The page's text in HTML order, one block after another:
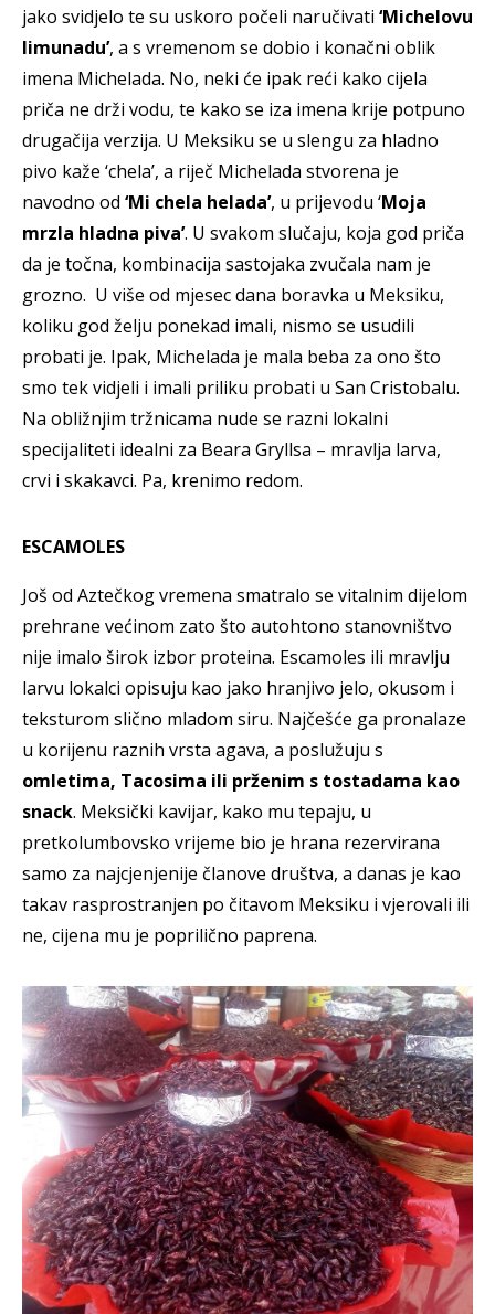
jako svidjelo te su uskoro počeli naručivati ‘Michelovu
limunadu’, a s vremenom se dobio i konačni oblik
imena Michelada. No, neki će ipak reći kako cijela
priča ne drži vodu, te kako se iza imena krije potpuno
drugačija verzija. U Meksiku se u slengu za hladno
pivo kaže ‘chela’, a riječ Michelada stvorena je
navodno od ‘Mi chela helada’, u prijevodu ‘Moja
mrzla hladna piva’. U svakom slučaju, koja god priča
da je točna, kombinacija sastojaka zvučala nam je
grozno. U više od mjesec dana boravka u Meksiku,
koliku god želju ponekad imali, nismo se usudili
probati je. Ipak, Michelada je mala beba za ono što
smo tek vidjeli i imali priliku probati u San Cristobalu.
Na obližnjim tržnicama nude se razni lokalni
specijaliteti idealni za Beara Gryllsa – mravlja larva,
crvi i skakavci. Pa, krenimo redom.
ESCAMOLES
Još od Aztečkog vremena smatralo se vitalnim dijelom
prehrane većinom zato što autohtono stanovništvo
nije imalo širok izbor proteina. Escamoles ili mravlju
larvu lokalci opisuju kao jako hranjivo jelo, okusom i
teksturom slično mladom siru. Najčešće ga pronalaze
u korijenu raznih vrsta agava, a poslužuju s
omletima, Tacosima ili prženim s tostadama kao
snack. Meksički kavijar, kako mu tepaju, u
pretkolumbovsko vrijeme bio je hrana rezervirana
samo za najcjenjenije članove društva, a danas je kao
takav rasprostranjen po čitavom Meksiku i vjerovali ili
ne, cijena mu je poprilično paprena.